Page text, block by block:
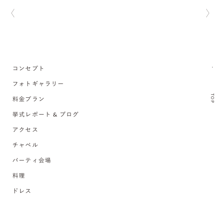
TOP
コンセプト
フォトギャラリー
料金プラン
挙式レポート & ブログ
アクセス
チャペル
パーティ会場
料理
ドレス